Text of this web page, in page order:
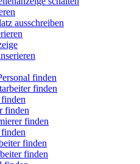
ausschreiben
finden
finden
finden
finden
finden
finden